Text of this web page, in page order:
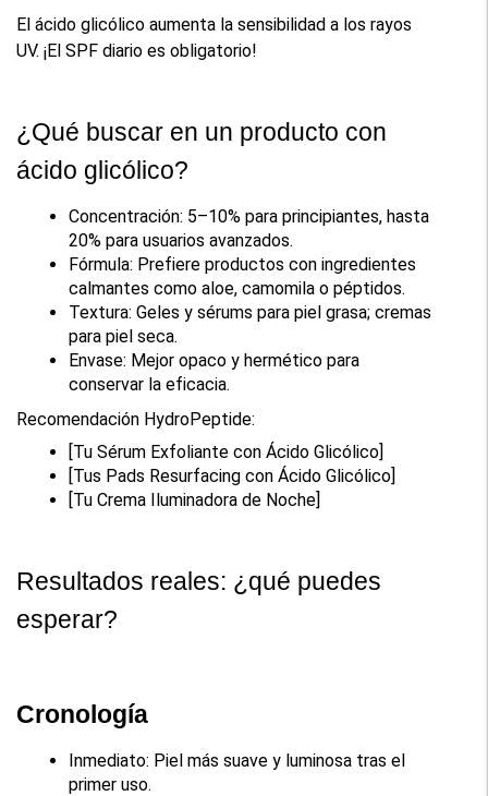
El ácido glicólico aumenta la sensibilidad a los rayos
UV. ¡El SPF diario es obligatorio!
¿Qué buscar en un producto con
ácido glicólico?
Concentración: 5–10% para principiantes, hasta
20% para usuarios avanzados.
Fórmula: Prefiere productos con ingredientes
calmantes como aloe, camomila o péptidos.
Textura: Geles y sérums para piel grasa; cremas
para piel seca.
Envase: Mejor opaco y hermético para
conservar la eficacia.
Recomendación HydroPeptide:
[Tu Sérum Exfoliante con Ácido Glicólico]
[Tus Pads Resurfacing con Ácido Glicólico]
[Tu Crema Iluminadora de Noche]
Resultados reales: ¿qué puedes
esperar?
Cronología
Inmediato: Piel más suave y luminosa tras el
primer uso.